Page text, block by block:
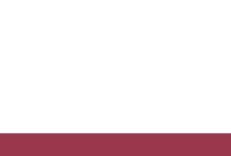
+ В корзину